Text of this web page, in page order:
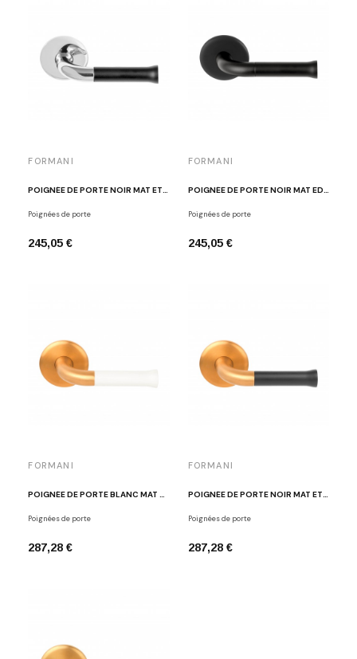
FORMANI
POIGNÉE DE PORTE NOIR MAT ET INOX POLI EDWARD VAN VLIET EV101/64 IP/NM
Poignées de porte
245,05 €
FORMANI
POIGNÉE DE PORTE NOIR MAT EDWARD VAN VLIET EV101/64 NM
Poignées de porte
245,05 €
FORMANI
POIGNÉE DE PORTE BLANC MAT ET DORÉ BROSSÉ EDWARD VAN VLIET EV101/64 IM/BM
Poignées de porte
287,28 €
FORMANI
POIGNÉE DE PORTE NOIR MAT ET DORÉ BROSSÉ EDWARD VAN VLIET EV101/64 IM/NM
Poignées de porte
287,28 €